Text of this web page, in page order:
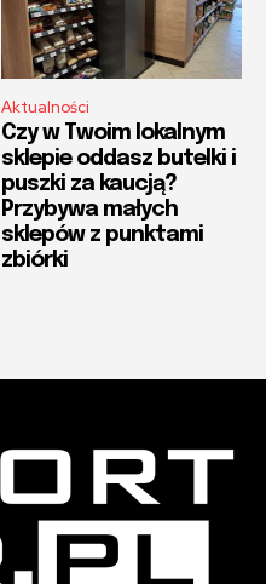
Aktualności
Czy w Twoim lokalnym
sklepie oddasz butelki i
puszki za kaucją?
Przybywa małych
sklepów z punktami
zbiórki